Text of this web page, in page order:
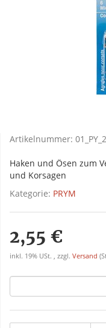
Artikelnummer:
Haken und Ösen zum
und Korsagen
Kategorie: PRYM
2,55 €
inkl. 19% USt. , zzgl. Versand